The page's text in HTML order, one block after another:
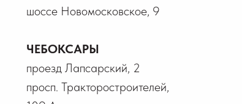
шоссе Новомосковское, 9
ЧЕБОКСАРЫ
проезд Лапсарский, 2
просп. Тракторостроителей,